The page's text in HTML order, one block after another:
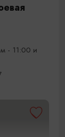
- 11:00 и